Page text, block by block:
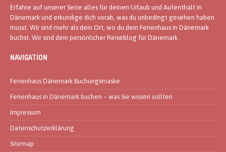
Erfahre auf unserer Seite alles für deinen Urlaub und Aufenthalt in
Dänemark und erkundige dich vorab, was du unbedingt gesehen haben
musst. Wir sind mehr als dein Ort, wo du dein Ferienhaus in Dänemark
buchst. Wir sind dein persönlicher Reiseblog für Dänemark .
NAVIGATION
Ferienhaus Dänemark Buchungsmaske
Ferienhaus in Dänemark buchen – was Sie wissen sollten
Impressum
Datenschutzerklärung
Sitemap